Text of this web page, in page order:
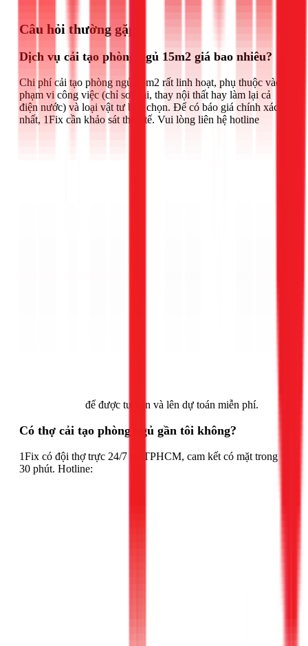
Câu hỏi thường gặp
Dịch vụ cải tạo phòng ngủ 15m2 giá bao nhiêu?
Chi phí cải tạo phòng ngủ 15m2 rất linh hoạt, phụ thuộc vào
phạm vi công việc (chỉ sơn lại, thay nội thất hay làm lại cả
điện nước) và loại vật tư bạn chọn. Để có báo giá chính xác
nhất, 1Fix cần khảo sát thực tế. Vui lòng liên hệ hotline
để được tư vấn và lên dự toán miễn phí.
Có thợ cải tạo phòng ngủ gần tôi không?
1Fix có đội thợ trực 24/7 tại TPHCM, cam kết có mặt trong
30 phút. Hotline: